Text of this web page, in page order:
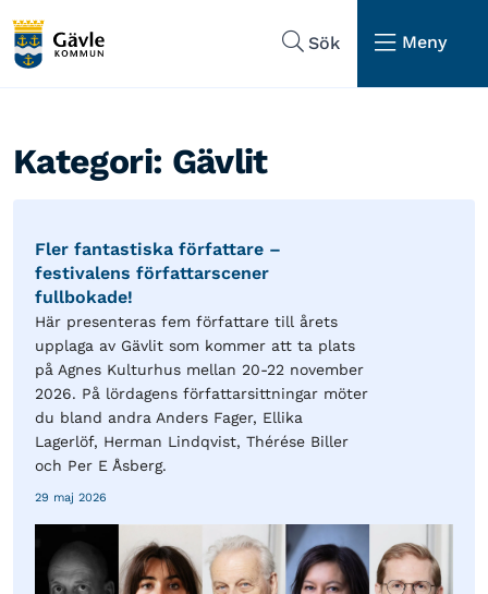
Sök
Meny
Kategori: Gävlit
Fler fantastiska författare –
festivalens författarscener
fullbokade!
Här presenteras fem författare till årets
upplaga av Gävlit som kommer att ta plats
på Agnes Kulturhus mellan 20-22 november
2026. På lördagens författarsittningar möter
du bland andra Anders Fager, Ellika
Lagerlöf, Herman Lindqvist, Thérése Biller
och Per E Åsberg.
29 maj 2026